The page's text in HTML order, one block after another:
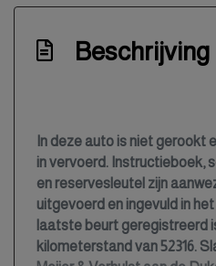
Bumpers en spiegels in
Bumpers in
Connected services
Cruise control
Elektrisch bedienbare
Elektrisch bedienbare
Beschrijving
In deze auto is niet gerookt
in vervoerd. Instructieboek,
en reservesleutel zijn
uitgevoerd en ingevuld in
laatste beurt geregistreerd
kilometerstand van 52316.